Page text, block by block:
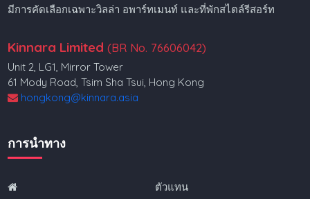
มีการคัดเลือกเฉพาะวิลล่า อพาร์ทเมนท์ และที่พักสไตล์รีสอร์ท
Kinnara Limited (BR No. 76606042)
Unit 2, LG1, Mirror Tower
61 Mody Road, Tsim Sha Tsui, Hong Kong
hongkong@kinnara.asia
การนำทาง
ตัวแทน